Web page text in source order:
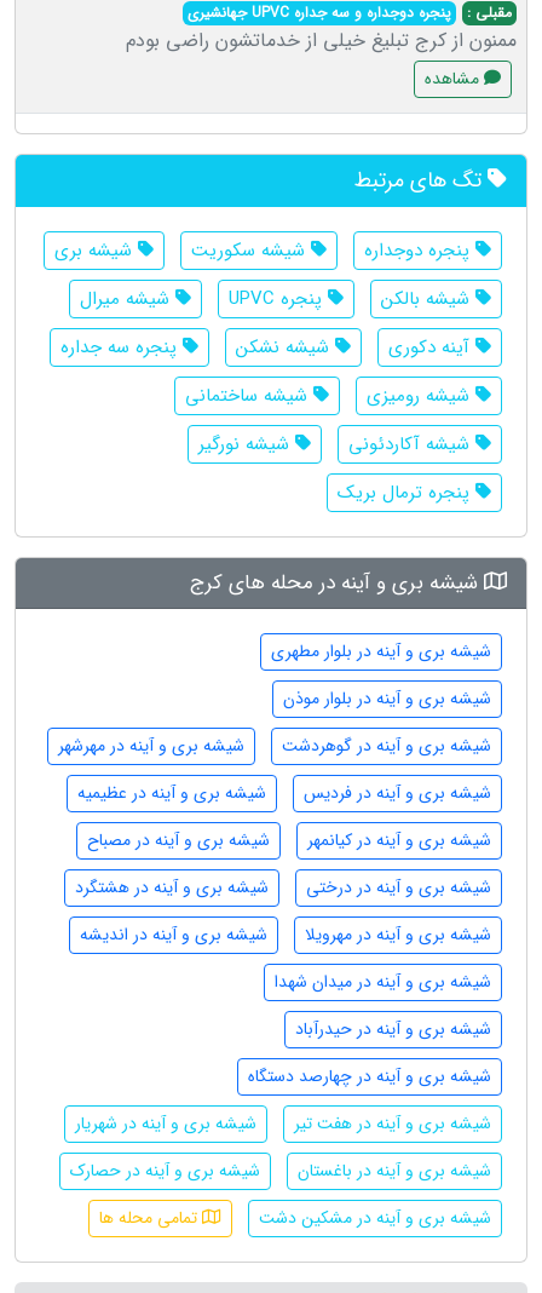
مقبلی : پنجره دوجداره و سه جداره UPVC جهانشیری
ممنون از کرج تبلیغ خیلی از خدماتشون راضی بودم
مشاهده
تگ های مرتبط
پنجره دوجداره شیشه سکوریت
شیشه بری
شیشه بالکن
پنجره UPVC
شیشه میرال
آینه دکوری
شیشه نشکن
پنجره سه جداره
شیشه رومیزی
شیشه ساختمانی
شیشه آکاردئونی
شیشه نورگیر
پنجره ترمال بریک
شیشه بری و آینه در محله های کرج
شیشه بری و آینه در بلوار مطهری
شیشه بری و آینه در بلوار موذن
شیشه بری و آینه در گوهردشت
شیشه بری و آینه در مهرشهر
شیشه بری و آینه در فردیس
شیشه بری و آینه در عظیمیه
شیشه بری و آینه در کیانمهر
شیشه بری و آینه در مصباح
شیشه بری و آینه در درختی
شیشه بری و آینه در هشتگرد
شیشه بری و آینه در مهرویلا
شیشه بری و آینه در اندیشه
شیشه بری و آینه در میدان شهدا
شیشه بری و آینه در حیدرآباد
شیشه بری و آینه در چهارصد دستگاه
شیشه بری و آینه در هفت تیر
شیشه بری و آینه در شهریار
شیشه بری و آینه در باغستان
شیشه بری و آینه در حصارک
شیشه بری و آینه در مشکین دشت
تمامی محله ها